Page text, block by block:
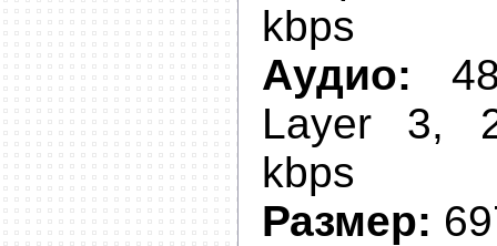
kbps
Аудио:
Layer 3,
kbps
Размер: